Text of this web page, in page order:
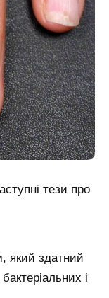
тези про
який здатний
і